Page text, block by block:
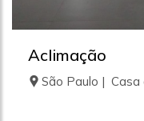
Aclimação
São Paulo | Casa